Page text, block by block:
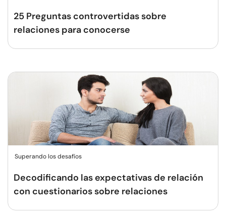
25 Preguntas controvertidas sobre
relaciones para conocerse
Superando los desafíos
Decodificando las expectativas de relación
con cuestionarios sobre relaciones